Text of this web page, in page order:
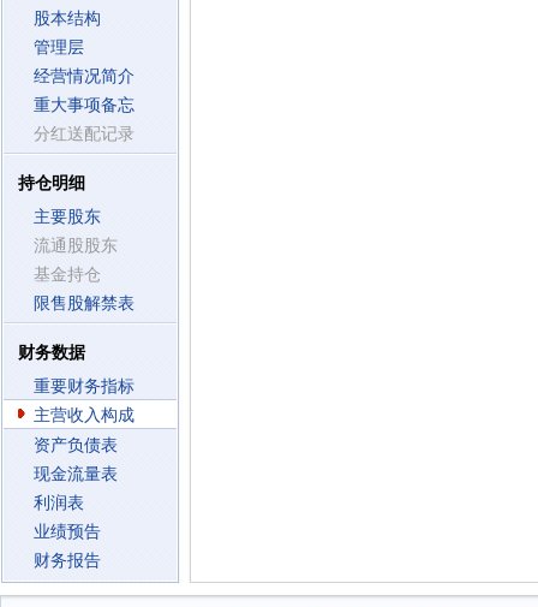
股本结构
管理层
经营情况简介
重大事项备忘
分红送配记录
持仓明细
主要股东
流通股股东
基金持仓
限售股解禁表
财务数据
重要财务指标
主营收入构成
资产负债表
现金流量表
利润表
业绩预告
财务报告